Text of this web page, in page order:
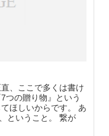
、ここで多くは書け
つの贈り物』という
ほしいからです。 あ
ということ。 繋が